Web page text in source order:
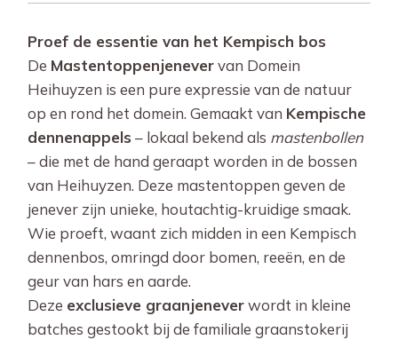
Proef de essentie van het Kempisch bos
De Mastentoppenjenevervan Domein
Heihuyzen is een pure expressie van de natuur
op en rond het domein. Gemaakt van Kempische
dennenappels – lokaal bekend als mastenbollen
– die met de hand geraapt worden in de bossen
van Heihuyzen. Deze mastentoppen geven de
jenever zijn unieke, houtachtig-kruidige smaak.
Wie proeft, waant zich midden in een Kempisch
dennenbos, omringd door bomen, reeën, en de
geur van hars en aarde.
Deze exclusieve graanjeneverwordt in kleine
batches gestookt bij de familiale graanstokerij